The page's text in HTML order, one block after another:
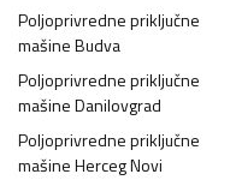
Poljoprivredne priključne
mašineBudva
Poljoprivredne priključne
mašineDanilovgrad
Poljoprivredne priključne
mašineHerceg Novi